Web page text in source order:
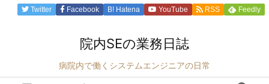
院内SEの業務日誌
病院内で働くシステムエンジニアの日常
Twitter Facebook B! Hatena YouTube RSS Feedly